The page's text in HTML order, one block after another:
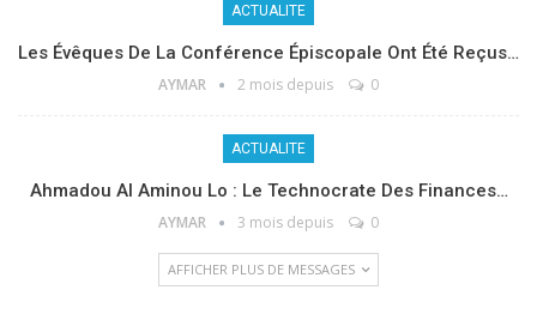
ACTUALITE
Les Évêques De La Conférence Épiscopale Ont Été Reçus…
AYMAR 2 mois depuis 0
ACTUALITE
Ahmadou Al Aminou Lo : Le Technocrate Des Finances…
AYMAR 3 mois depuis 0
AFFICHER PLUS DE MESSAGES